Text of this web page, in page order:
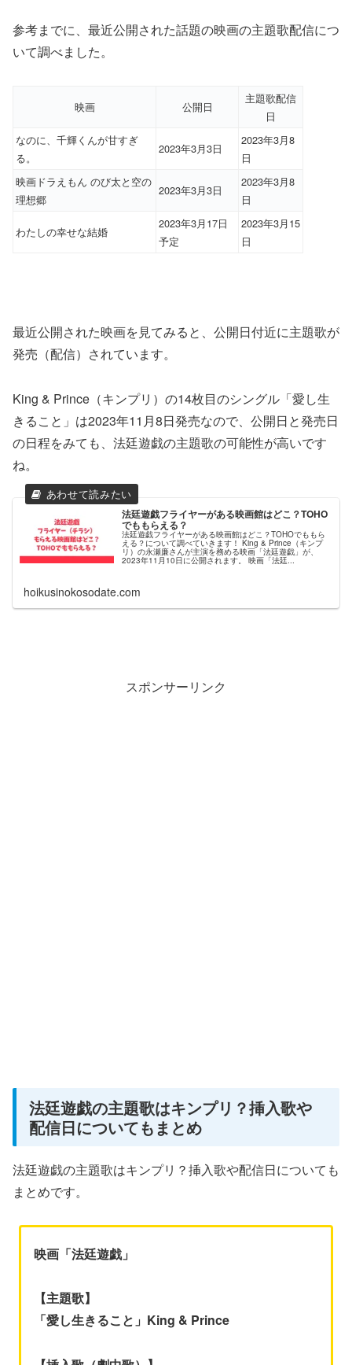
参考までに、最近公開された話題の映画の主題歌配信につ
いて調べました。
映画 公開日
主題歌配信
日
なのに、千輝くんが甘すぎ
る。
2023年3月3日
2023年3月8
日
映画ドラえもん のび太と空の
理想郷
2023年3月3日
2023年3月8
日
わたしの幸せな結婚
2023年3月17日
予定
2023年3月15
日
最近公開された映画を見てみると、公開日付近に主題歌が
発売（配信）されています。
King & Prince（キンプリ）の14枚目のシングル「愛し生
きること」は2023年11月8日発売なので、公開日と発売日
の日程をみても、法廷遊戯の主題歌の可能性が高いです
ね。
法廷遊戯フライヤーがある映画館はどこ？TOHO
でももらえる？
法廷遊戯フライヤーがある映画館はどこ？TOHOでももら
える？について調べていきます！ King & Prince（キンプ
リ）の永瀬廉さんが主演を務める映画「法廷遊戯」が、
2023年11月10日に公開されます。 映画「法廷...
hoikusinokosodate.com
スポンサーリンク
法廷遊戯の主題歌はキンプリ？挿入歌や
配信日についてもまとめ
法廷遊戯の主題歌はキンプリ？挿入歌や配信日についても
まとめです。
映画「法廷遊戯」
【主題歌】
「愛し生きること」King & Prince